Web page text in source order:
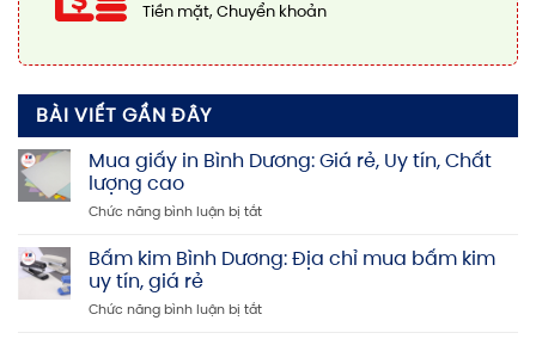
Tiền mặt, Chuyển khoản
BÀI VIẾT GẦN ĐÂY
Mua giấy in Bình Dương: Giá rẻ, Uy tín, Chất
lượng cao
Chức năng bình luận bị tắtở
giấy
in
Dương:
Bấm kim Bình Dương: Địa chỉ mua bấm kim
uy tín, giá rẻ
Chức năng bình luận bị tắtở